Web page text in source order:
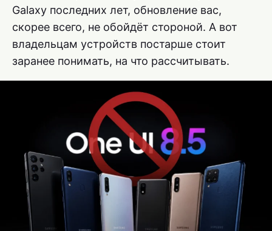
Galaxy последних лет, обновление вас,
скорее всего, не обойдёт стороной. А вот
владельцам устройств постарше стоит
заранее понимать, на что рассчитывать.